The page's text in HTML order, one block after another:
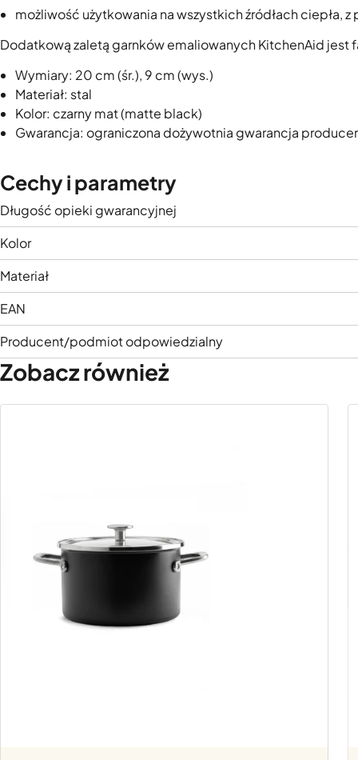
możliwość użytkowania na wszystkich źródłach ciepła,
Dodatkową zaletą garnków emaliowanych KitchenAid
Wymiary: 20 cm (śr.), 9 cm (wys.)
Materiał: stal
Kolor: czarny mat (matte black)
Gwarancja: ograniczona dożywotnia gwarancja
Cechy i parametry
Długość opieki gwarancyjnej
Kolor
Materiał
EAN
Producent/podmiot odpowiedzialny
Zobacz również